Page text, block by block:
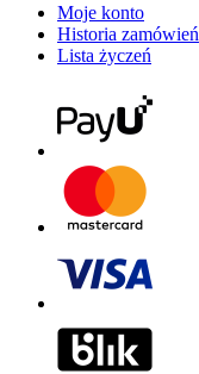
Moje konto
Historia zamówień
Lista życzeń